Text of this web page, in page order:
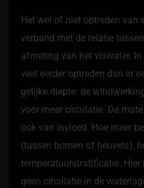
Het wel of niet optreden
verband met de relatie
afmeting van het viswater.
veel eerder optreden dan in
gelijke diepte: de
voor meer circulatie. De
ook van invloed. Hoe meer
(tussen bomen of heuvels),
temperatuurstratificatie. Hier
geen circulatie in de